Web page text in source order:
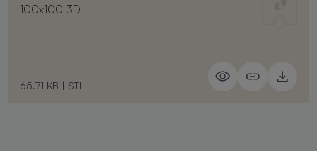
100x100 3D
65.71 KB | STL